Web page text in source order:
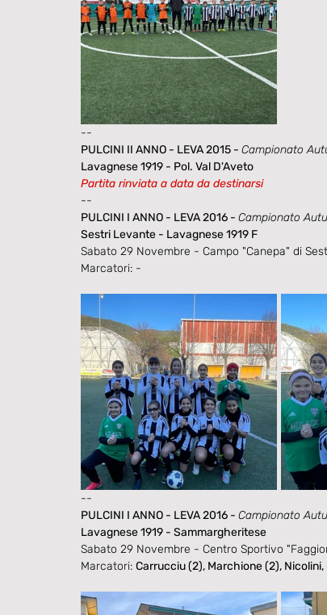
--
PULCINI II ANNO - LEVA 2015 - Campionato
Lavagnese 1919 - Pol. Val D'Aveto
Partita rinviata a data da destinarsi
--
PULCINI I ANNO - LEVA 2016 - Campionato
Sestri Levante - Lavagnese 1919 F
Sabato 29 Novembre - Campo "Canepa" di
Marcatori: -
--
PULCINI I ANNO - LEVA 2016 - Campionato
Lavagnese 1919 - Sammargheritese
Sabato 29 Novembre - Centro Sportivo
Marcatori: Carrucciu (2), Marchione (2), Nicolini,